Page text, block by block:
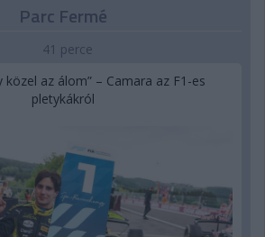
Parc Fermé
41 perce
közel az álom” – Camara az F1-es
pletykákról